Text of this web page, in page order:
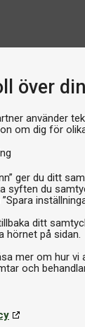
över
använder
om dig för
ger du ditt
syften du
ditt
hörnet på sidan.
mer om hur vi